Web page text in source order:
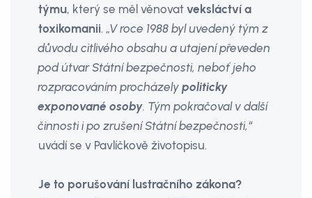
týmu, který se měl věnovat veksláctví a
toxikomanii. „V roce 1988 byl uvedený tým z
důvodu citlivého obsahu a utajení převeden
pod útvar Státní bezpečnosti, neboť jeho
rozpracováním procházelypoliticky
exponované osoby. Tým pokračoval v další
činnosti i po zrušení Státní bezpečnosti,“
uvádí se v Pavlíčkově životopisu.
Je to porušování lustračního zákona?